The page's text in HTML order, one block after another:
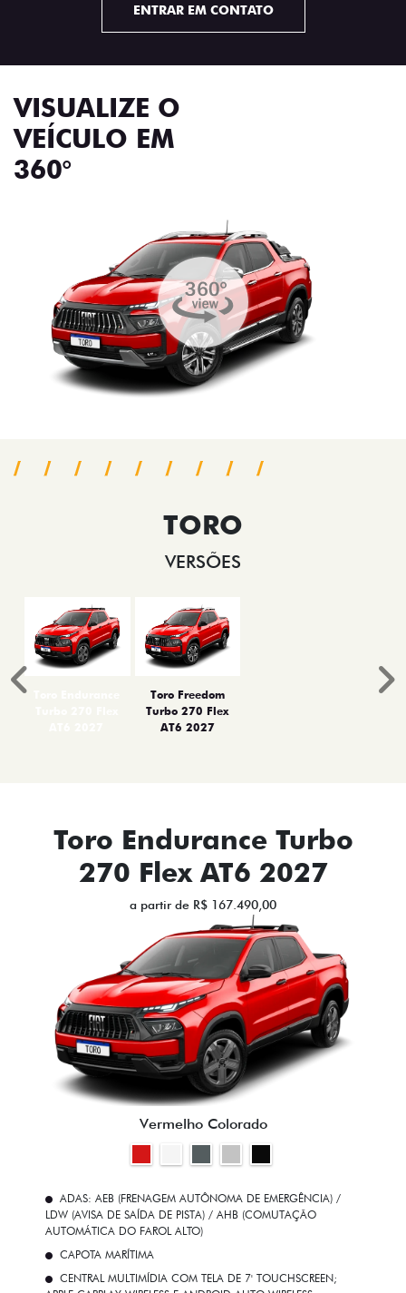
ENTRAR EM CONTATO
VISUALIZE O
VEÍCULO EM
360°
TORO
VERSÕES
Toro Freedom
Turbo 270 Flex
AT6 2027
Anterior
Toro Endurance Turbo
270 Flex AT6 2027
a partir de R$ 167.490,00
Vermelho Colorado
ADAS: AEB (FRENAGEM AUTÔNOMA DE EMERGÊNCIA) /
LDW (AVISA DE SAÍDA DE PISTA) / AHB (COMUTAÇÃO
AUTOMÁTICA DO FAROL ALTO)
CAPOTA MARÍTIMA
CENTRAL MULTIMÍDIA COM TELA DE 7' TOUCHSCREEN;